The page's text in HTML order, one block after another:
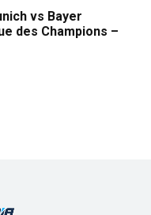
vs Bayer
des Champions –